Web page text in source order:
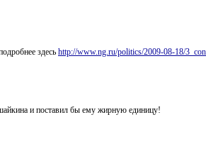
здесь http://www.ng.ru/politics/2009-08-18/
и поставил бы ему жирную единицу!